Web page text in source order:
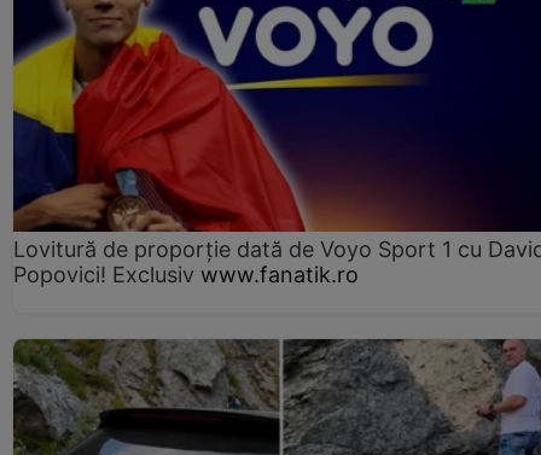
Lovitură de proporție dată de Voyo Sport 1 cu
Popovici! Exclusiv www.fanatik.ro